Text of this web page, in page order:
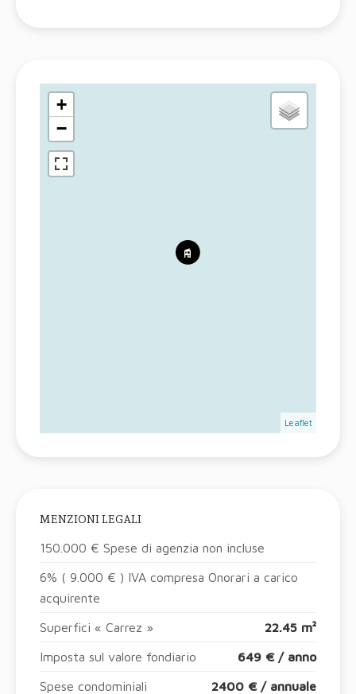
+
−
Leaflet
MENZIONI LEGALI
150.000 € Spese di agenzia non incluse
6% ( 9.000 € ) IVA compresa Onorari a carico
acquirente
Superfici « Carrez » 22.45 m²
Imposta sul valore fondiario 649 € / anno
Spese condominiali 2400 € / annuale